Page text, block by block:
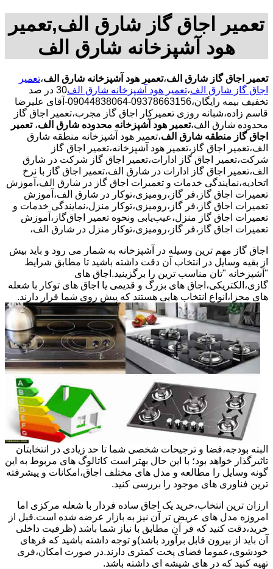
تعمیر اجاق گاز شارق الف,تعمیر
هود آشپزخانه شارق الف
تعمیر اجاق گاز شارق الف،تعمیر هود آشپزخانه شارق الف،تعمیر
اجاق گاز شارق الف،تعمیر هود آشپزخانه شارق الف
30 در صد
تخفیف بیمه رایگان،09378663156-09044838064-آقای علیرضا
قاسم زاده،شبانه روزی تعمیرکار اجاق گاز مجرب،تعمیر اجاق گاز
محدوده شارق الف،تعمیر هود آشپزخانه محدوده شارق الف، تعمیر
اجاق گاز منطقه شارق الف،تعمیر هود آشپزخانه منطقه شارق
الف،تعمیر اجاق گاز،تعمیر هود آشپزخانه،تعمیر اجاق گاز
شرکت،تعمیر اجاق گاز ادارات،تعمیر اجاق گاز شرکت در شارق
الف،تعمیر اجاق گاز ادارات در شارق الف،تعمیر اجاق گاز با نرخ
اتحادیه،نمایندگی خدمات و تعمیرات اجاق گاز در شارق الف،آموزش
تعمیرات اجاق گاز،فر گاز،رومیزی،توکار در شارق الف،آموزش
تعمیرات اجاق گاز،فر گاز،رومیزی،توکار منزل،نمایندگی خدمات و
تعمیرات اجاق گاز منزل،عیب‌یابی ونحوه تعمیر اجاق‌گاز،آموزش
تعمیرات اجاق گاز،فر گاز،رومیزی،توکار منزل در شارق الف،
اجاق گاز مهم ترین وسیله در آشپزخانه به شمار می رود و باید بیش
از بقیه وسایل در انتخاب آن دقت داشته باشید تا مطابق شرایط
"آشپزخانه "تان مناسب ترین را برگزینید.اجاق های
گازی،الکتریکی،اجاق های بزرگ و قدیمی یا اجاق های توکار با شعله
های مجزا،انواع انتخاب هایی هستند که پیش روی شما قرار دارند.
البته بودجه،فضا و ترجیحات شخصی شما تا حد زیادی در انتخابتان
تاثیرگذار خواهد بود؛ با این حال بهتر است کاتالوگ های مربوط به این
گونه وسایل را مطالعه و مدل های مختلف اجاق،امکانات و پیشرفته
ترین فناوری های موجود را بررسی کنید.
ارزان ترین انتخاب،خرید یک اجاق ساده فردار با شعله مرکزی اما
امروزه مدل های عریض تر آن نیز به بازار عرضه شده است.قبل از
خرید،دقت کنید که فر آن مطابق با نیاز شما باشد (ظرفیت داخلی
آن باید از بیرون قابل برآورد باشد)و توجه داشته باشید که فرهای
خودشوی،عموما فضای پخت کمتری دارند.در صورت امکان،فری
تهیه کنید که در های شیشه ای داشته باشد.